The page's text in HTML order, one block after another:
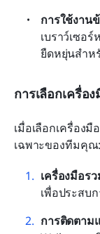
การใช้งาน
เบราว์เซอ
ยืดหยุ่นสำห
การเลือกเครื่
เมื่อเลือกเครื่อง
เฉพาะของทีมคุณ:
เครื่องมือร
เพื่อประสบ
การติดตาม